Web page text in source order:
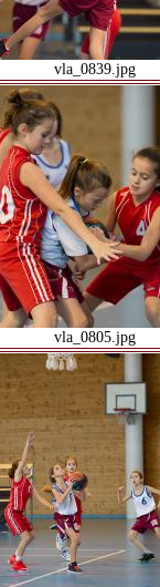
vla_0839.jpg
vla_0805.jpg